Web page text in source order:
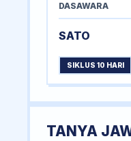
DASAWARA
SATO
SIKLUS 10 HARI
TANYA